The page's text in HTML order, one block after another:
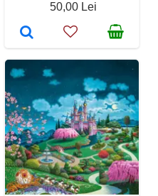
50,00 Lei